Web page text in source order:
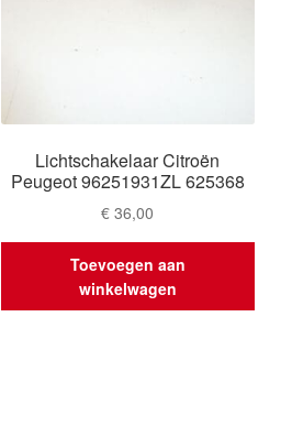
Lichtschakelaar Citroën
Peugeot 96251931ZL 625368
€ 36,00
Toevoegen aan
winkelwagen